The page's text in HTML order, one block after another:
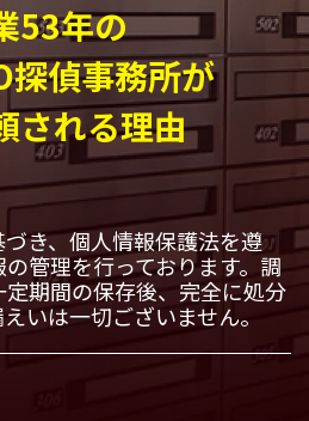
53年の
探偵事務所が
される理由
き、個人情報保護法を遵
管理を行っております。調
期間の保存後、完全に処分
いは一切ございません。